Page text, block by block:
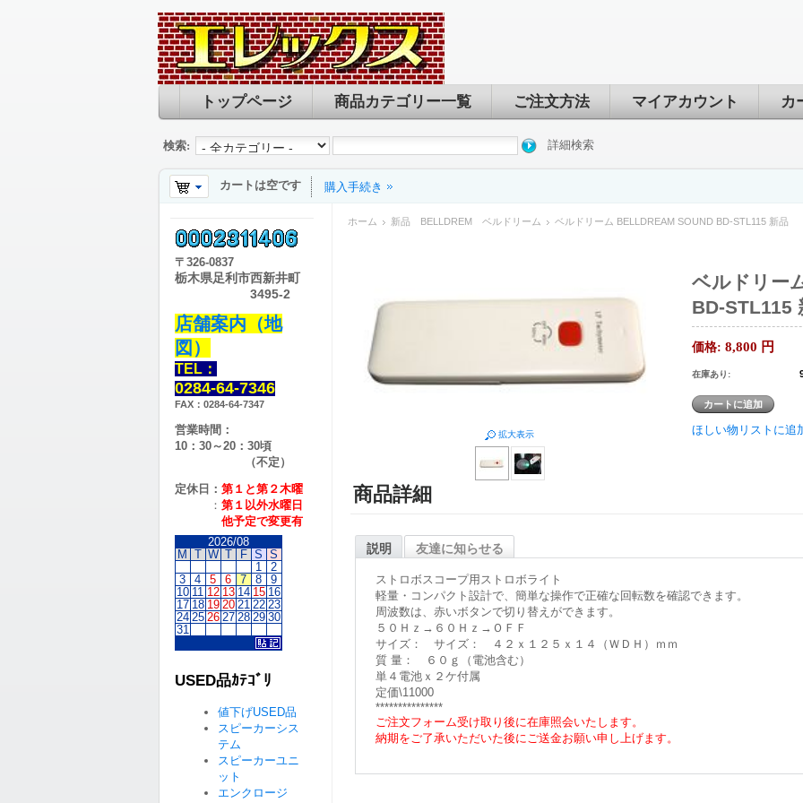
トップページ 商品カテゴリー一覧 ご注文方法 マイアカウント カ
検索: 詳細検索
カートは空です 購入手続き
ホーム 新品 BELLDREM ベルドリーム ベルドリーム BELLDREAM SOUND BD-STL115 新品
拡大表示
ベルドリー
BD-STL115
価格: 8,800 円
在庫あり:
ほしい物リストに追
商品詳細
説明 友達に知らせる
ストロボスコープ用ストロボライト
軽量・コンパクト設計で、簡単な操作で正確な回転数を確認できます。
周波数は、赤いボタンで切り替えができます。
５０Ｈｚ→６０Ｈｚ→ＯＦＦ
サイズ： サイズ： ４２ｘ１２５ｘ１４（ＷＤＨ）ｍｍ
質 量： ６０ｇ（電池含む）
単４電池ｘ２ケ付属
定価\11000
***************
ご注文フォーム受け取り後に在庫照会いたします。
納期をご了承いただいた後にご送金お願い申し上げます。
〒 326-0837
栃木県足利市西新井町
3495-2
店舗案内（地
図）
TEL：
0284-64-7346
FAX：0284-64-7347
営業時間：
10：30～20：30頃
（不定）
定休日： 第１と第２木曜
： 第１以外水曜日
他予定で変更有
2026/08
M
T W T F S S
1
2
3
4 5 6 7 8
9
10 11 12 13 14 15 16
17 18 19 20 21 22 23
24 25 26 27 28 29 30
31
USED品ｶﾃｺﾞﾘ
値下げUSED品
スピーカーシス
テム
スピーカーユニ
ット
エンクロージ